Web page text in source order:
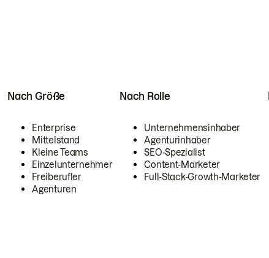
Nach Größe
Enterprise
Mittelstand
Kleine Teams
Einzelunternehmer
Freiberufler
Agenturen
Nach Rolle
Unternehmensinhaber
Agenturinhaber
SEO-Spezialist
Content-Marketer
Full-Stack-Growth-Marketer